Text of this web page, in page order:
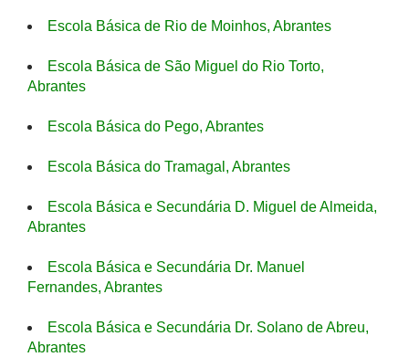
Escola Básica de Rio de Moinhos, Abrantes
Escola Básica de São Miguel do Rio Torto,
Abrantes
Escola Básica do Pego, Abrantes
Escola Básica do Tramagal, Abrantes
Escola Básica e Secundária D. Miguel de Almeida,
Abrantes
Escola Básica e Secundária Dr. Manuel
Fernandes, Abrantes
Escola Básica e Secundária Dr. Solano de Abreu,
Abrantes